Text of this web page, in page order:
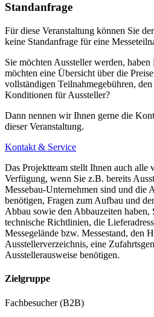
Messe Düsseldorf oder umgekehrt
Sonderfahrpreis (Taxi-Pauschale)
Parkplätze
Über die Ausfahrt 29 Messe/Arena,
Großparkplätze P1/P2.
Ein kostenloser Busshuttle bringt Sie
Regelungen, diese entnehmen Sie
Presseinformationen der Messeportale.
Parkplätze für Menschen mit
In der Arena-Straße, direkt vor dem
Düsseldorf reservierte
"Bl" haben) bereit.
Standanfrage
Für diese Veranstaltung können Sie
keine Standanfrage für eine
Sie möchten Aussteller werden,
möchten eine Übersicht über die
vollständigen Teilnahmegebühren,
Konditionen für Aussteller?
Dann nennen wir Ihnen gerne die
dieser Veranstaltung.
Kontakt & Service
Das Projektteam stellt Ihnen auch alle
Verfügung, wenn Sie z.B. bereits
Messebau-Unternehmen sind und die
benötigen, Fragen zum Aufbau und
Abbau sowie den Abbauzeiten
technische Richtlinien, die
Messegelände bzw. Messestand, den
Ausstellerverzeichnis, eine
Ausstellerausweise benötigen.
Zielgruppe
Fachbesucher (B2B)